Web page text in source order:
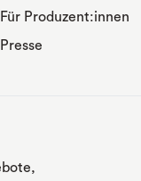
Für Produzent:innen
Presse